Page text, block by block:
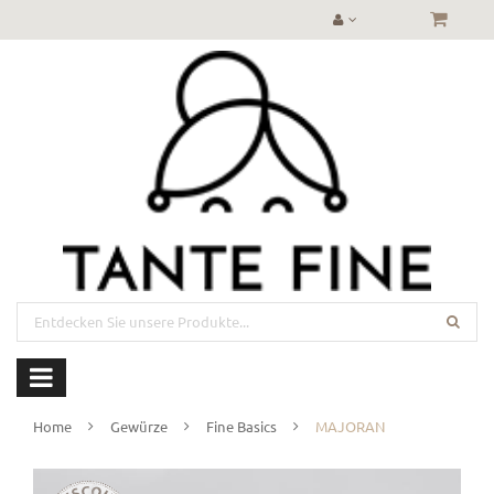
Home Gewürze Fine Basics MAJORAN